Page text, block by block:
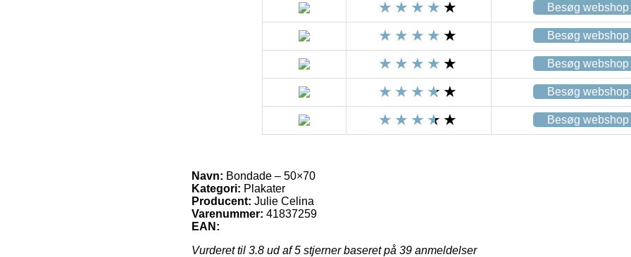
Besøg webshop
Besøg webshop
Besøg webshop
Besøg webshop
Besøg webshop
Navn: Bondade – 50×70
Kategori: Plakater
Producent: Julie Celina
Varenummer: 41837259
EAN:
Vurderet til 3.8 ud af 5 stjerner baseret på 39 anmeldelser